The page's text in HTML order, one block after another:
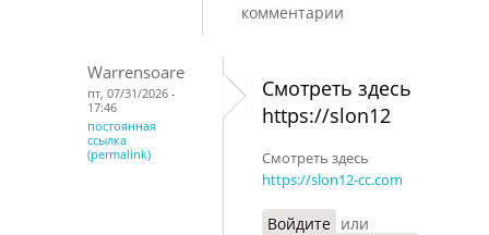
комментарии
Warrensoare
пт, 07/31/2026 -
17:46
постоянная
ссылка
(permalink)
Смотреть здесь
https://slon12
Смотреть здесь
https://slon12-cc.com
Войдите или